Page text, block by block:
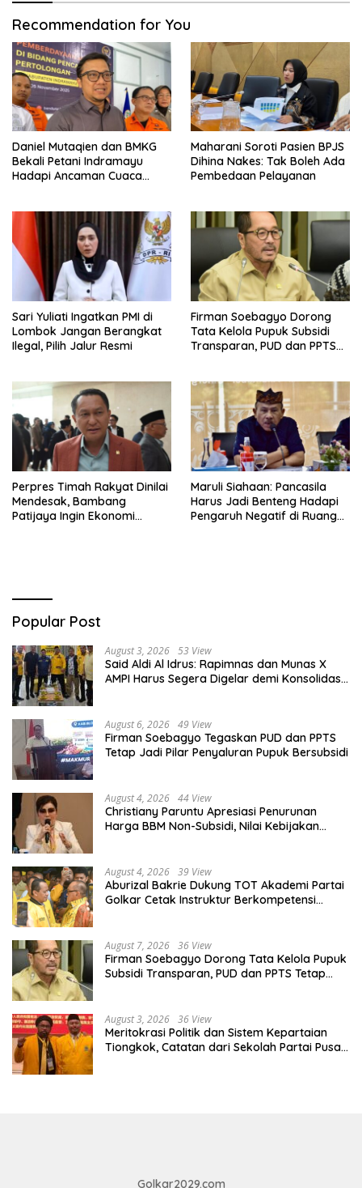
Recommendation for You
Daniel Mutaqien dan BMKG
Bekali Petani Indramayu
Hadapi Ancaman Cuaca
Maharani Soroti Pasien BPJS
Dihina Nakes: Tak Boleh Ada
Pembedaan Pelayanan
Sari Yuliati Ingatkan PMI di
Lombok Jangan Berangkat
Ilegal, Pilih Jalur Resmi
Firman Soebagyo Dorong
Tata Kelola Pupuk Subsidi
Transparan, PUD dan PPTS
Perpres Timah Rakyat Dinilai
Mendesak, Bambang
Patijaya Ingin Ekonomi
Maruli Siahaan: Pancasila
Harus Jadi Benteng Hadapi
Pengaruh Negatif di Ruang
Popular Post
August 3, 2026 53 View
Said Aldi Al Idrus: Rapimnas dan Munas X
AMPI Harus Segera Digelar demi Konsolidasi
August 6, 2026 49 View
Firman Soebagyo Tegaskan PUD dan PPTS
Tetap Jadi Pilar Penyaluran Pupuk Bersubsidi
August 4, 2026 44 View
Christiany Paruntu Apresiasi Penurunan
Harga BBM Non-Subsidi, Nilai Kebijakan
August 4, 2026 39 View
Aburizal Bakrie Dukung TOT Akademi Partai
Golkar Cetak Instruktur Berkompetensi
August 7, 2026 36 View
Firman Soebagyo Dorong Tata Kelola Pupuk
Subsidi Transparan, PUD dan PPTS Tetap
August 3, 2026 36 View
Meritokrasi Politik dan Sistem Kepartaian
Tiongkok, Catatan dari Sekolah Partai Pusat
Golkar2029.com